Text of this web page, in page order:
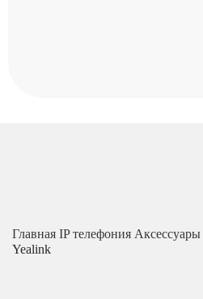
Главная IP телефония Аксессуары
Yealink